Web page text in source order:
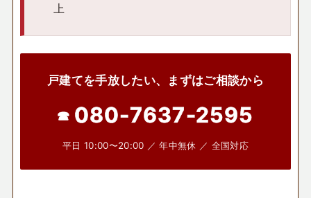
上
戸建てを手放したい、まずはご相談から
080-7637-2595
平日 10:00〜20:00 ／ 年中無休 ／ 全国対応